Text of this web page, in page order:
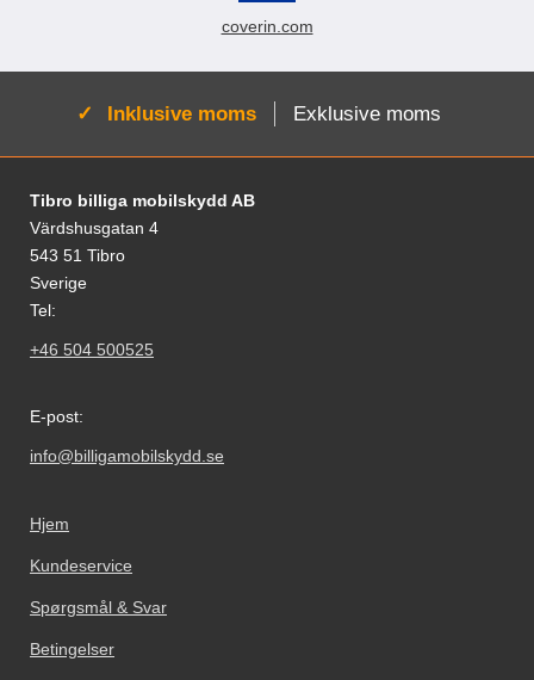
coverin.com
Aktiv:
Inklusive moms Exklusive moms
Fodnoter Blandede oplysninger og links
Tibro billiga mobilskydd AB
Värdshusgatan 4
543 51 Tibro
Sverige
Tel:
+46 504 500525
E-post:
info@billigamobilskydd.se
Hjem
Kundeservice
Spørgsmål & Svar
Betingelser